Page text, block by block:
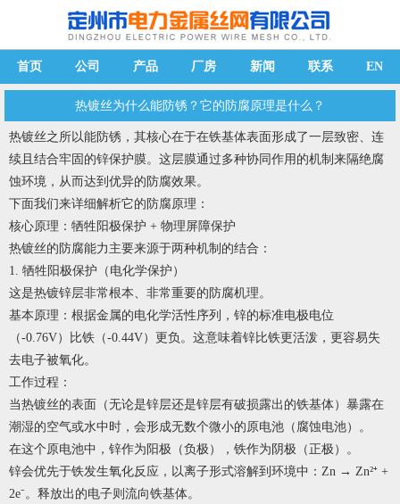
首页 公司 产品 厂房 新闻 联系 EN
热镀丝为什么能防锈？它的防腐原理是什么？
热镀丝之所以能防锈，其核心在于在铁基体表面形成了一层致密、连
续且结合牢固的锌保护膜。这层膜通过多种协同作用的机制来隔绝腐
蚀环境，从而达到优异的防腐效果。
下面我们来详细解析它的防腐原理：
核心原理：牺牲阳极保护 + 物理屏障保护
热镀丝的防腐能力主要来源于两种机制的结合：
1. 牺牲阳极保护（电化学保护）
这是热镀锌层非常根本、非常重要的防腐机理。
基本原理：根据金属的电化学活性序列，锌的标准电极电位
（-0.76V）比铁（-0.44V）更负。这意味着锌比铁更活泼，更容易失
去电子被氧化。
工作过程：
当热镀丝的表面（无论是锌层还是锌层有破损露出的铁基体）暴露在
潮湿的空气或水中时，会形成无数个微小的原电池（腐蚀电池）。
在这个原电池中，锌作为阳极（负极），铁作为阴极（正极）。
锌会优先于铁发生氧化反应，以离子形式溶解到环境中：Zn → Zn²⁺ +
2e⁻。释放出的电子则流向铁基体。